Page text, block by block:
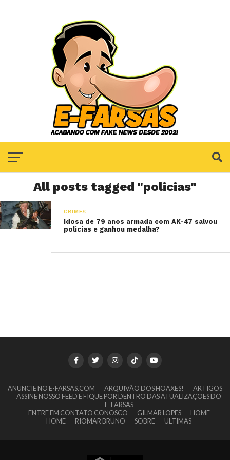
All posts tagged "policias"
CRIMES
Idosa de 79 anos armada com AK-47 salvou
policias e ganhou medalha?
ANUNCIE NO E-FARSAS.COM ARQUIVÃO DOS HOAXES!
ARTIGOS
ASSINE NOSSO FEED E FIQUE POR DENTRO DAS ATUALIZAÇÕES DO
E-FARSAS
ENTRE EM CONTATO CONOSCO
GILMAR LOPES
HOME
HOME
RIOMAR BRUNO SOBRE ULTIMAS